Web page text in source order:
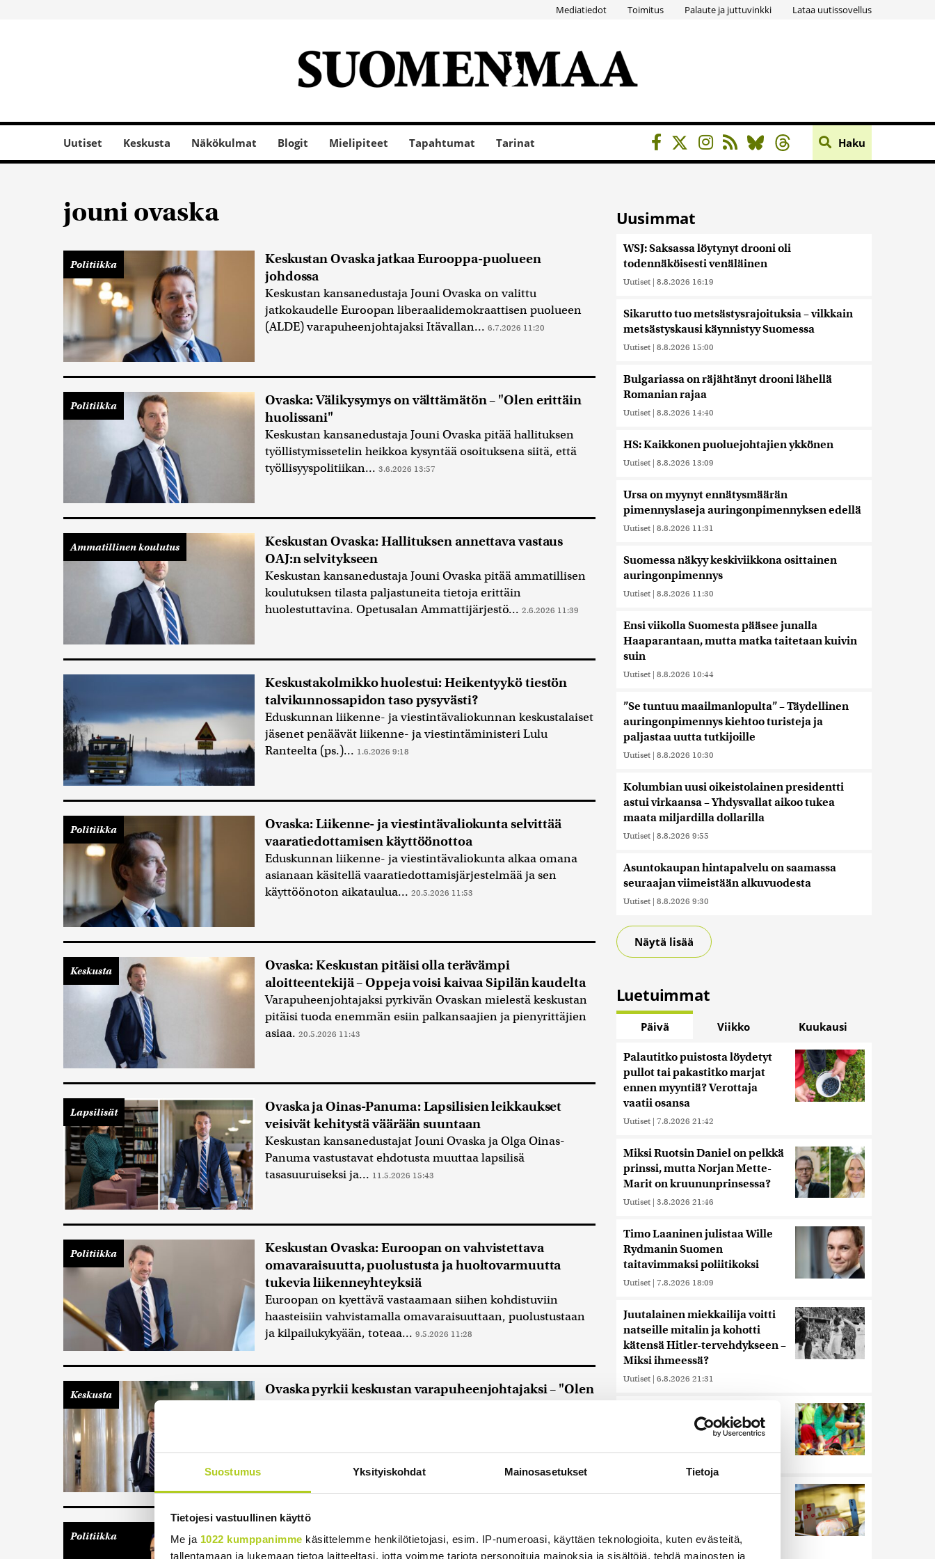
Suostumus Yksityiskohdat Mainosasetukset Tietoja
Tietojesi vastuullinen käyttö
Me ja 1022 kumppanimme käsittelemme henkilötietojasi, esim. IP-numeroasi, käyttäen teknologioita, kuten evästeitä,
tallentamaan ja lukemaan tietoa laitteeltasi, jotta voimme tarjota personoituja mainoksia ja sisältöjä, tehdä mainosten ja
Mediatiedot Toimitus Palaute ja juttuvinkki Lataa uutissovellus
Uutiset Keskusta Näkökulmat Blogit Mielipiteet Tapahtumat Tarinat Haku
jouni ovaska
Politiikka
Keskustan Ovaska jatkaa Eurooppa-puolueen
johdossa
Keskustan kansanedustaja Jouni Ovaska on valittu
jatkokaudelle Euroopan liberaalidemokraattisen puolueen
(ALDE) varapuheenjohtajaksi Itävallan... 6.7.2026 11:20
Politiikka
Ovaska: Välikysymys on välttämätön – "Olen erittäin
huolissani"
Keskustan kansanedustaja Jouni Ovaska pitää hallituksen
työllistymissetelin heikkoa kysyntää osoituksena siitä, että
työllisyyspolitiikan... 3.6.2026 13:57
Ammatillinen koulutus
Keskustan Ovaska: Hallituksen annettava vastaus
OAJ:n selvitykseen
Keskustan kansanedustaja Jouni Ovaska pitää ammatillisen
koulutuksen tilasta paljastuneita tietoja erittäin
huolestuttavina. Opetusalan Ammattijärjestö... 2.6.2026 11:39
Keskustakolmikko huolestui: Heikentyykö tiestön
talvikunnossapidon taso pysyvästi?
Eduskunnan liikenne- ja viestintävaliokunnan keskustalaiset
jäsenet penäävät liikenne- ja viestintäministeri Lulu
Ranteelta (ps.)... 1.6.2026 9:18
Politiikka
Ovaska: Liikenne- ja viestintävaliokunta selvittää
vaaratiedottamisen käyttöönottoa
Eduskunnan liikenne- ja viestintävaliokunta alkaa omana
asianaan käsitellä vaaratiedottamisjärjestelmää ja sen
käyttöönoton aikataulua... 20.5.2026 11:53
Keskusta
Ovaska: Keskustan pitäisi olla terävämpi
aloitteentekijä – Oppeja voisi kaivaa Sipilän kaudelta
Varapuheenjohtajaksi pyrkivän Ovaskan mielestä keskustan
pitäisi tuoda enemmän esiin palkansaajien ja pienyrittäjien
asiaa. 20.5.2026 11:43
Lapsilisät
Ovaska ja Oinas-Panuma: Lapsilisien leikkaukset
veisivät kehitystä väärään suuntaan
Keskustan kansanedustajat Jouni Ovaska ja Olga Oinas-
Panuma vastustavat ehdotusta muuttaa lapsilisä
tasasuuruiseksi ja... 11.5.2026 15:43
Politiikka
Keskustan Ovaska: Euroopan on vahvistettava
omavaraisuutta, puolustusta ja huoltovarmuutta
tukevia liikenneyhteyksiä
Euroopan on kyettävä vastaamaan siihen kohdistuviin
haasteisiin vahvistamalla omavaraisuuttaan, puolustustaan
ja kilpailukykyään, toteaa... 9.5.2026 11:28
Keskusta
Ovaska pyrkii keskustan varapuheenjohtajaksi – "Olen
Politiikka
kiellon tiukentamisesta
Uusimmat
WSJ: Saksassa löytynyt drooni oli
todennäköisesti venäläinen
Uutiset | 8.8.2026 16:19
Sikarutto tuo metsästysrajoituksia – vilkkain
metsästyskausi käynnistyy Suomessa
Uutiset | 8.8.2026 15:00
Bulgariassa on räjähtänyt drooni lähellä
Romanian rajaa
Uutiset | 8.8.2026 14:40
HS: Kaikkonen puoluejohtajien ykkönen
Uutiset | 8.8.2026 13:09
Ursa on myynyt ennätysmäärän
pimennyslaseja auringonpimennyksen edellä
Uutiset | 8.8.2026 11:31
Suomessa näkyy keskiviikkona osittainen
auringonpimennys
Uutiset | 8.8.2026 11:30
Ensi viikolla Suomesta pääsee junalla
Haaparantaan, mutta matka taitetaan kuivin
suin
Uutiset | 8.8.2026 10:44
”Se tuntuu maailmanlopulta” – Täydellinen
auringonpimennys kiehtoo turisteja ja
paljastaa uutta tutkijoille
Uutiset | 8.8.2026 10:30
Kolumbian uusi oikeistolainen presidentti
astui virkaansa – Yhdysvallat aikoo tukea
maata miljardilla dollarilla
Uutiset | 8.8.2026 9:55
Asuntokaupan hintapalvelu on saamassa
seuraajan viimeistään alkuvuodesta
Uutiset | 8.8.2026 9:30
Näytä lisää
Luetuimmat
Päivä Viikko Kuukausi
Palautitko puistosta löydetyt
pullot tai pakastitko marjat
ennen myyntiä? Verottaja
vaatii osansa
Uutiset | 7.8.2026 21:42
Miksi Ruotsin Daniel on pelkkä
prinssi, mutta Norjan Mette-
Marit on kruununprinsessa?
Uutiset | 3.8.2026 21:46
Timo Laaninen julistaa Wille
Rydmanin Suomen
taitavimmaksi poliitikoksi
Uutiset | 7.8.2026 18:09
Juutalainen miekkailija voitti
natseille mitalin ja kohotti
kätensä Hitler-tervehdykseen –
Miksi ihmeessä?
Uutiset | 6.8.2026 21:31
tuotteita Lidleistä –
Nämä ihmiset sairastuvat
tutkimus
Uutiset | 5.8.2026 22:01